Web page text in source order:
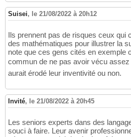
Suisei, le 21/08/2022 à 20h12
Ils prennent pas de risques ceux qui
des mathématiques pour illustrer la
note que ces gens cités en exemple
commun de ne pas avoir vécu assez
aurait érodé leur inventivité ou non.
Invité, le 21/08/2022 à 20h45
Les seniors experts dans des
souci à faire. Leur avenir